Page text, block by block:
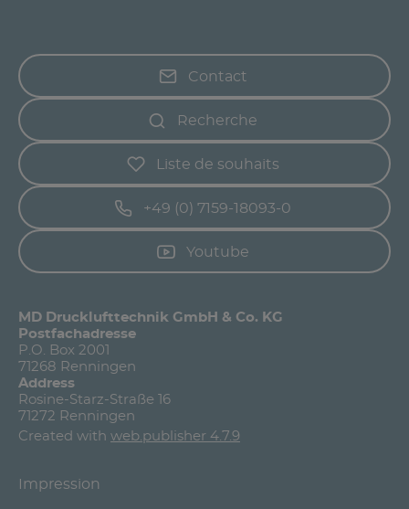
Contact
Recherche
Liste de souhaits
+49 (0) 7159-18093-0
Youtube
MD Drucklufttechnik GmbH & Co. KG
Postfachadresse
P.O. Box 2001
71268 Renningen
Address
Rosine-Starz-Straße 16
71272 Renningen
Created with web.publisher 4.7.9
Impression